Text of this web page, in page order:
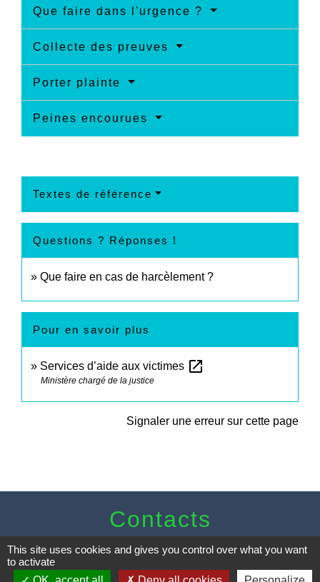
Que faire dans l'urgence ?
Collecte des preuves
Porter plainte
Peines encourues
Textes de référence
Questions ? Réponses !
Que faire en cas de harcèlement ?
Pour en savoir plus
Services d’aide aux victimes open_in_new
Ministère chargé de la justice
Signaler une erreur sur cette page
Contacts
Commune de Sturzelbronn
57230 Sturzelbronn - FRANCE
This site uses cookies and gives you control over what you want
to activate